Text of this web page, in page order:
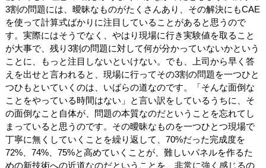
3割の問題には、曖昧なものがたくさんあり、その解決にもCAE
を使って計算式ばかりに注目していることがあると思うので
す。実際にはそうでなく、やはり現場に行き実験値を取ること
が大事で、残り3割の問題に対して何が分かっていないかという
ことに、もっと注目しないといけない。でも、上司から早く答
えを出せと言われると、現場に行ってその3割の問題を一つひと
つひもといていくのは、いばらの道なのです。「そんな面倒な
ことをやっている時間はない」と言い訳をしているうちに、そ
の面倒なこと自体が、問題の本質なのだということを忘れてし
まっていると思うのです。その曖昧なものを一つひとつ現場で
丁寧に無くしていくことを繰り返して、70%だった完成度を
72%、74%、75%と高めていくことが、難しいパネルを作るた
めの新技術への近道なのだということを、非常に強く感じるの